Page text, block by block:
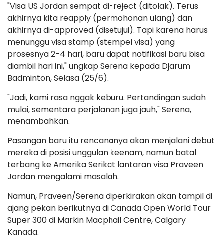
"Visa US Jordan sempat di-reject (ditolak). Terus
akhirnya kita reapply (permohonan ulang) dan
akhirnya di-approved (disetujui). Tapi karena harus
menunggu visa stamp (stempel visa) yang
prosesnya 2-4 hari, baru dapat notifikasi baru bisa
diambil hari ini," ungkap Serena kepada Djarum
Badminton, Selasa (25/6).
"Jadi, kami rasa nggak keburu. Pertandingan sudah
mulai, sementara perjalanan juga jauh," Serena,
menambahkan.
Pasangan baru itu rencananya akan menjalani debut
mereka di posisi unggulan keenam, namun batal
terbang ke Amerika Serikat lantaran visa Praveen
Jordan mengalami masalah.
Namun, Praveen/Serena diperkirakan akan tampil di
ajang pekan berikutnya di Canada Open World Tour
Super 300 di Markin Macphail Centre, Calgary
Kanada.